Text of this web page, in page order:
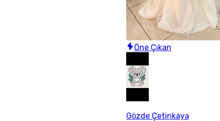
Öne Çıkan
Gözde Çetinkaya